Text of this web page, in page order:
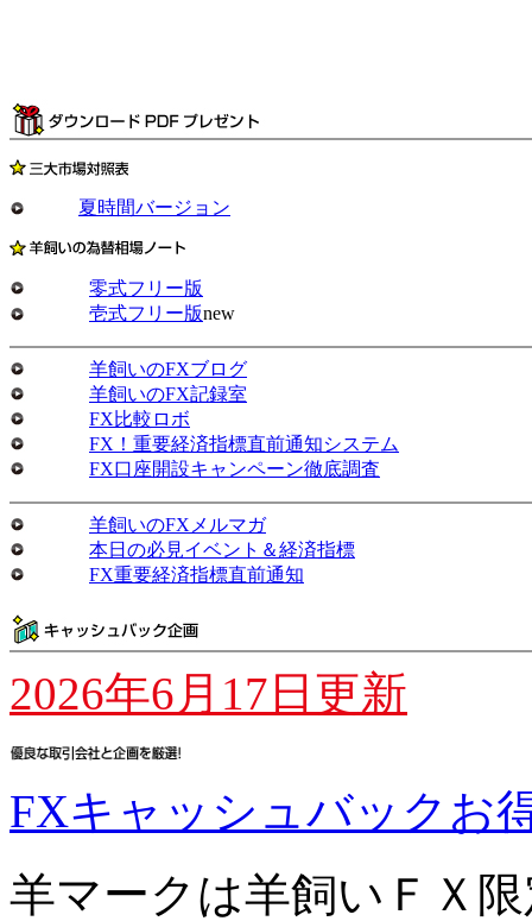
夏時間バージョン
零式フリー版
壱式フリー版new
羊飼いのFXブログ
羊飼いのFX記録室
FX比較ロボ
FX！重要経済指標直前通知システム
FX口座開設キャンペーン徹底調査
羊飼いのFXメルマガ
本日の必見イベント＆経済指標
FX重要経済指標直前通知
2026年6月17日更新
FXキャッシュバックお
羊マーク は羊飼いＦＸ